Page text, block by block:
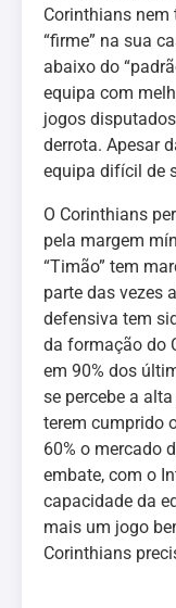
Corinthians nem
“firme” na sua
abaixo do
equipa com
jogos
derrota. Apesar
equipa difícil de
O Corinthians
pela margem
“Timão” tem
parte das vezes
defensiva tem
da formação do
em 90% dos
se percebe a
terem cumprido
60% o mercado
embate, com o
capacidade da
mais um jogo
Corinthians